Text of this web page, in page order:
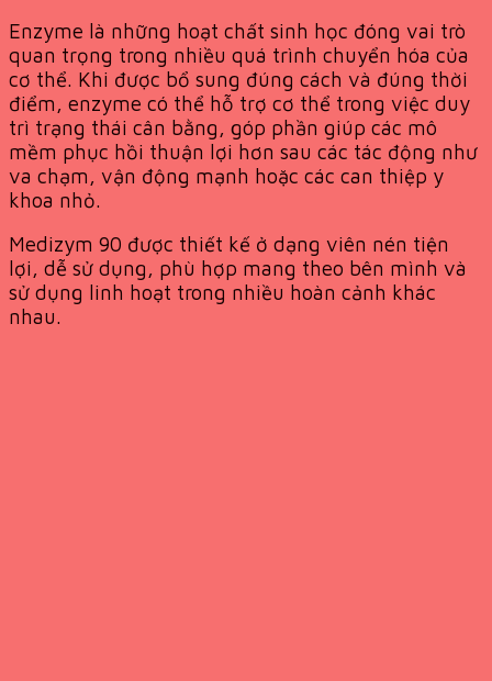
Enzyme là những hoạt chất sinh học đóng vai trò
quan trọng trong nhiều quá trình chuyển hóa của
cơ thể. Khi được bổ sung đúng cách và đúng thời
điểm, enzyme có thể hỗ trợ cơ thể trong việc duy
trì trạng thái cân bằng, góp phần giúp các mô
mềm phục hồi thuận lợi hơn sau các tác động như
va chạm, vận động mạnh hoặc các can thiệp y
khoa nhỏ.
Medizym 90 được thiết kế ở dạng viên nén tiện
lợi, dễ sử dụng, phù hợp mang theo bên mình và
sử dụng linh hoạt trong nhiều hoàn cảnh khác
nhau.